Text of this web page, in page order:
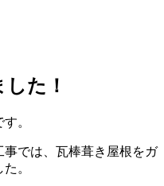
た！
。
では、瓦棒葺き屋根をガ
。